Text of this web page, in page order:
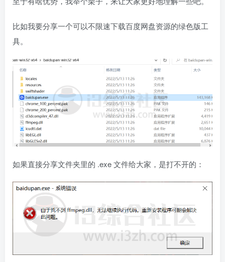
比如我要分享一个可以不限速下载百度网盘资源的绿色版工
具。
如果直接分享文件夹里的 .exe 文件给大家，是打不开的：